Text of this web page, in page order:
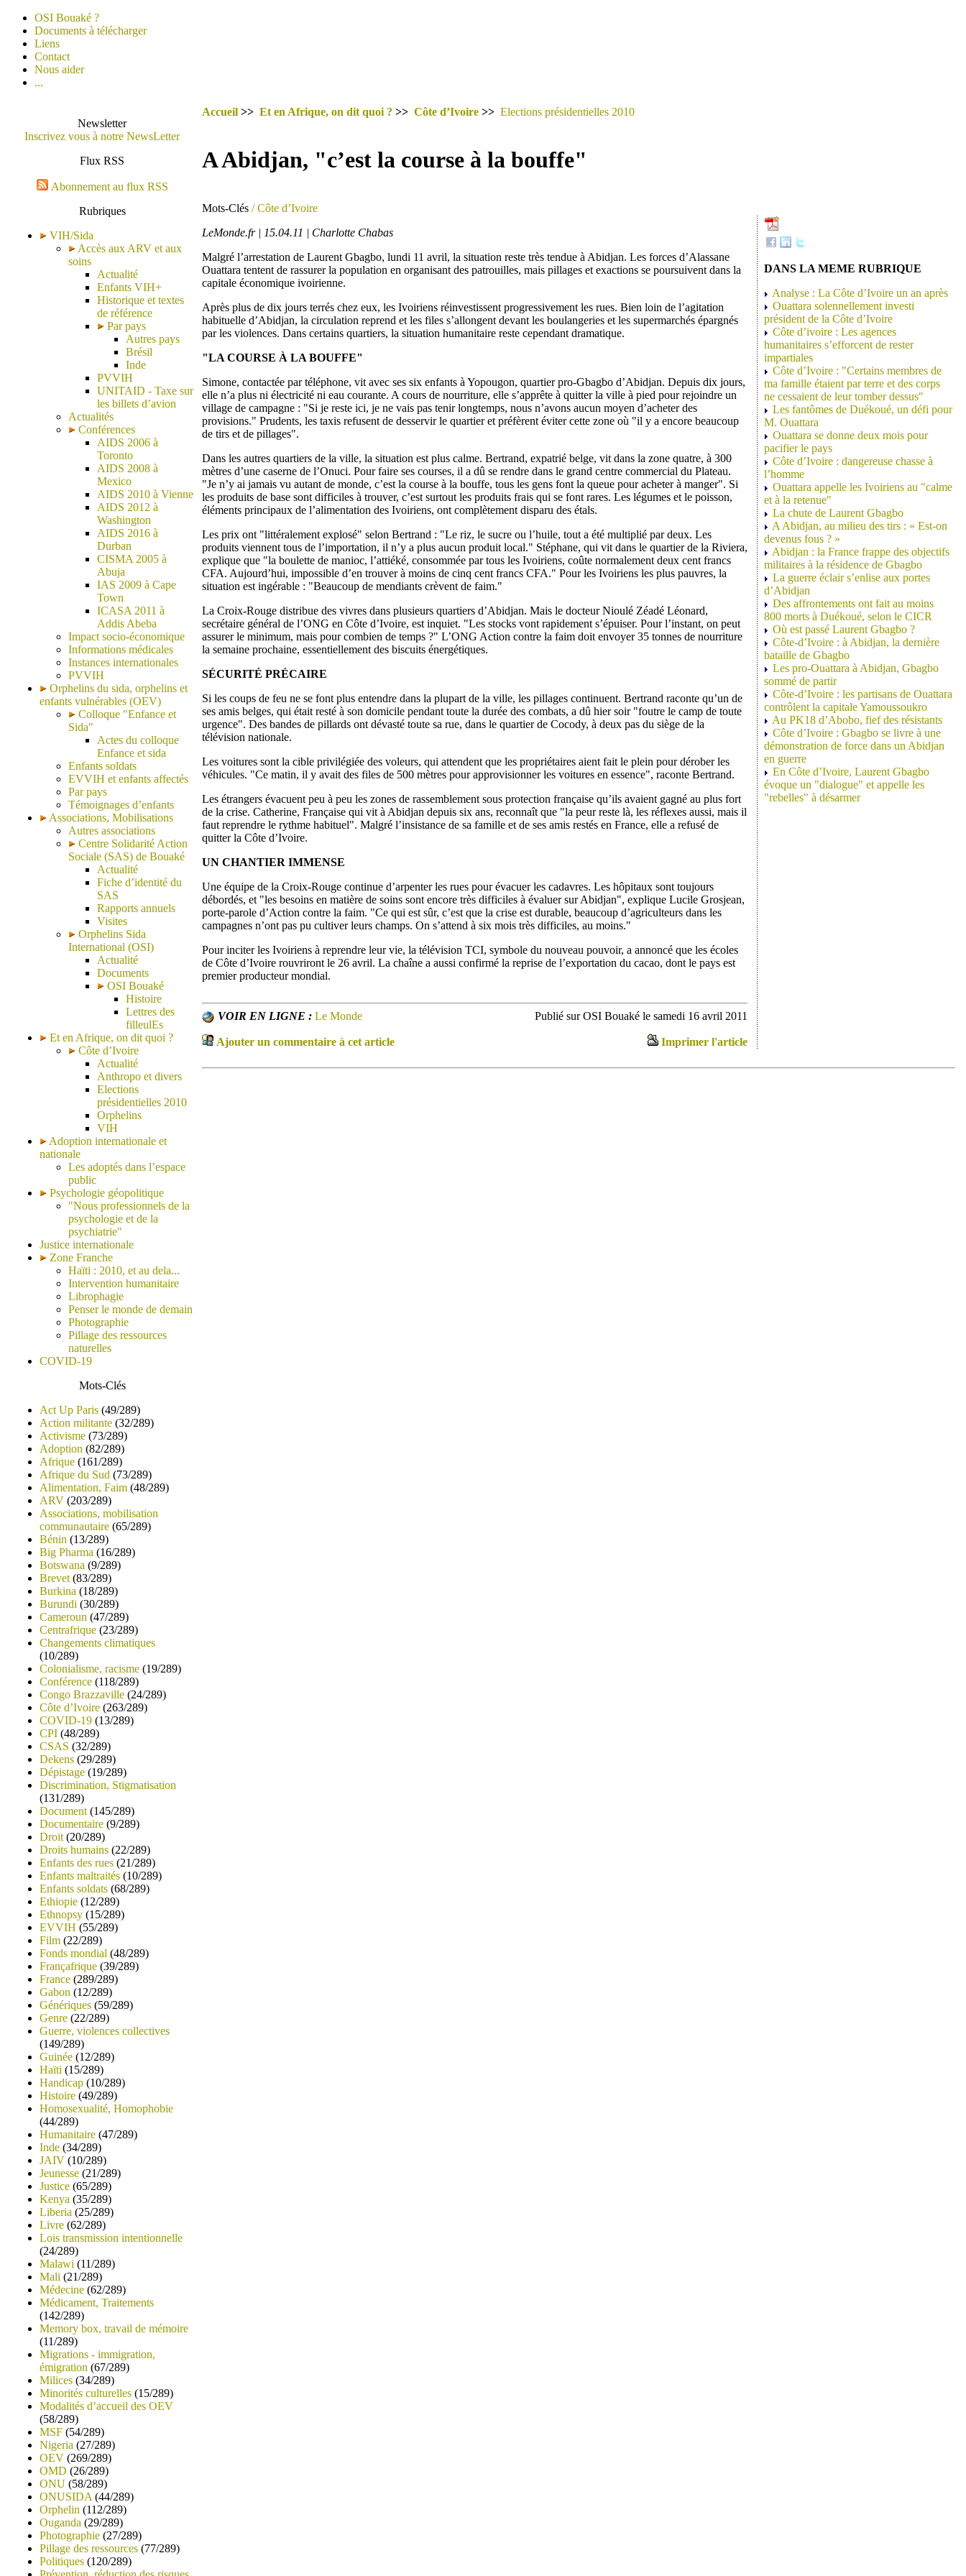
OSI Bouaké ?
Documents à télécharger
Liens
Contact
Nous aider
...
Newsletter
Inscrivez vous à notre NewsLetter
Flux RSS
Abonnement au flux RSS
Rubriques
VIH/Sida
Accès aux ARV et aux
soins
Actualité
Enfants VIH+
Historique et textes
de référence
Par pays
Autres pays
Brésil
Inde
PVVIH
UNITAID - Taxe sur
les billets d’avion
Actualités
Conférences
AIDS 2006 à
Toronto
AIDS 2008 à
Mexico
AIDS 2010 à Vienne
AIDS 2012 à
Washington
AIDS 2016 à
Durban
CISMA 2005 à
Abuja
IAS 2009 à Cape
Town
ICASA 2011 à
Addis Abeba
Impact socio-économique
Informations médicales
Instances internationales
PVVIH
Orphelins du sida, orphelins et
enfants vulnérables (OEV)
Colloque "Enfance et
Sida"
Actes du colloque
Enfance et sida
Enfants soldats
EVVIH et enfants affectés
Par pays
Témoignages d’enfants
Associations, Mobilisations
Autres associations
Centre Solidarité Action
Sociale (SAS) de Bouaké
Actualité
Fiche d’identité du
SAS
Rapports annuels
Visites
Orphelins Sida
International (OSI)
Actualité
Documents
OSI Bouaké
Histoire
Lettres des
filleulEs
Et en Afrique, on dit quoi ?
Côte d’Ivoire
Actualité
Anthropo et divers
Elections
présidentielles 2010
Orphelins
VIH
Adoption internationale et
nationale
Les adoptés dans l’espace
public
Psychologie géopolitique
"Nous professionnels de la
psychologie et de la
psychiatrie"
Justice internationale
Zone Franche
Haïti : 2010, et au dela...
Intervention humanitaire
Librophagie
Penser le monde de demain
Photographie
Pillage des ressources
naturelles
COVID-19
Mots-Clés
Act Up Paris (49/289)
Action militante (32/289)
Activisme (73/289)
Adoption (82/289)
Afrique (161/289)
Afrique du Sud (73/289)
Alimentation, Faim (48/289)
ARV (203/289)
Associations, mobilisation
communautaire (65/289)
Bénin (13/289)
Big Pharma (16/289)
Botswana (9/289)
Brevet (83/289)
Burkina (18/289)
Burundi (30/289)
Cameroun (47/289)
Centrafrique (23/289)
Changements climatiques
(10/289)
Colonialisme, racisme (19/289)
Conférence (118/289)
Congo Brazzaville (24/289)
Côte d’Ivoire (263/289)
COVID-19 (13/289)
CPI (48/289)
CSAS (32/289)
Dekens (29/289)
Dépistage (19/289)
Discrimination, Stigmatisation
(131/289)
Document (145/289)
Documentaire (9/289)
Droit (20/289)
Droits humains (22/289)
Enfants des rues (21/289)
Enfants maltraités (10/289)
Enfants soldats (68/289)
Ethiopie (12/289)
Ethnopsy (15/289)
EVVIH (55/289)
Film (22/289)
Fonds mondial (48/289)
Françafrique (39/289)
France (289/289)
Gabon (12/289)
Génériques (59/289)
Genre (22/289)
Guerre, violences collectives
(149/289)
Guinée (12/289)
Haïti (15/289)
Handicap (10/289)
Histoire (49/289)
Homosexualité, Homophobie
(44/289)
Humanitaire (47/289)
Inde (34/289)
JAIV (10/289)
Jeunesse (21/289)
Justice (65/289)
Kenya (35/289)
Liberia (25/289)
Livre (62/289)
Lois transmission intentionnelle
(24/289)
Malawi (11/289)
Mali (21/289)
Médecine (62/289)
Médicament, Traitements
(142/289)
Memory box, travail de mémoire
(11/289)
Migrations - immigration,
émigration (67/289)
Milices (34/289)
Minorités culturelles (15/289)
Modalités d’accueil des OEV
(58/289)
MSF (54/289)
Nigeria (27/289)
OEV (269/289)
OMD (26/289)
ONU (58/289)
ONUSIDA (44/289)
Orphelin (112/289)
Ouganda (29/289)
Photographie (27/289)
Pillage des ressources (77/289)
Politiques (120/289)
Accueil >> Et en Afrique, on dit quoi ? >> Côte d’Ivoire >> Elections présidentielles 2010
A Abidjan, "c’est la course à la bouffe"
Mots-Clés / Côte d’Ivoire
LeMonde.fr | 15.04.11 | Charlotte Chabas
Malgré l’arrestation de Laurent Gbagbo, lundi 11 avril, la situation reste très tendue à Abidjan. Les forces d’Alassane
Ouattara tentent de rassurer la population en organisant des patrouilles, mais pillages et exactions se poursuivent dans la
capitale économique ivoirienne.
Après plus de dix jours terrés chez eux, les Ivoiriens réinvestissent progressivement les rues. Bien loin de l’agitation
habituelle d’Abidjan, la circulation reprend et les files s’allongent devant les boulangeries et les supermarchés épargnés
par les violences. Dans certains quartiers, la situation humanitaire reste cependant dramatique.
"LA COURSE À LA BOUFFE"
Simone, contactée par téléphone, vit avec ses six enfants à Yopougon, quartier pro-Gbagbo d’Abidjan. Depuis dix jours,
elle n’a plus ni électricité ni eau courante. A cours de nourriture, elle s’apprête à quitter la ville à pied pour rejoindre un
village de campagne : "Si je reste ici, je ne vais pas tenir longtemps, nous n’avons aucun moyen d’acheter des
provisions." Prudents, les taxis refusent de desservir le quartier et préfèrent éviter cette zone où "il y a encore beaucoup
de tirs et de pillages".
Dans les autres quartiers de la ville, la situation est plus calme. Bertrand, expatrié belge, vit dans la zone quatre, à 300
mètres d’une caserne de l’Onuci. Pour faire ses courses, il a dû se rendre dans le grand centre commercial du Plateau.
"Je n’y ai jamais vu autant de monde, c’est la course à la bouffe, tous les gens font la queue pour acheter à manger". Si
les produits de base sont difficiles à trouver, c’est surtout les produits frais qui se font rares. Les légumes et le poisson,
éléments principaux de l’alimentation des Ivoiriens, ont complètement disparu des étals.
Les prix ont "littéralement explosé" selon Bertrand : "Le riz, le sucre ou l’huile, tout a été multiplié par deux. Les
produits viennent tous de l’importation, il n’y a plus aucun produit local." Stéphane, qui vit dans le quartier de la Riviera,
explique que "la boulette de manioc, l’attiéké, consommée par tous les Ivoiriens, coûte normalement deux cent francs
CFA. Aujourd’hui, impossible d’en trouver à moins de cinq cent francs CFA." Pour les Ivoiriens les plus pauvres, la
situation est ingérable : "Beaucoup de mendiants crèvent de faim."
La Croix-Rouge distribue des vivres dans plusieurs quartiers d’Abidjan. Mais le docteur Nioulé Zéadé Léonard,
secrétaire général de l’ONG en Côte d’Ivoire, est inquiet. "Les stocks vont rapidement s’épuiser. Pour l’instant, on peut
assurer le minimum, mais pour combien de temps ?" L’ONG Action contre la faim doit envoyer 35 tonnes de nourriture
la semaine prochaine, essentiellement des biscuits énergétiques.
SÉCURITÉ PRÉCAIRE
Si les coups de feu ne se font plus entendre dans la plupart de la ville, les pillages continuent. Bertrand raconte qu’un de
ses amis belges, qui était resté à son domicile pendant toute la durée des combats, a dû hier soir "foutre le camp de toute
urgence". Des bandes de pillards ont dévasté toute sa rue, dans le quartier de Cocody, à deux pas du siège de la
télévision nationale.
Les voitures sont la cible privilégiée des voleurs, qui attendent que les propriétaires aient fait le plein pour dérober les
véhicules. "Ce matin, il y avait des files de 500 mètres pour approvisionner les voitures en essence", raconte Bertrand.
Les étrangers évacuent peu à peu les zones de rassemblement sous protection française qu’ils avaient gagné au plus fort
de la crise. Catherine, Française qui vit à Abidjan depuis six ans, reconnaît que "la peur reste là, les réflexes aussi, mais il
faut reprendre le rythme habituel". Malgré l’insistance de sa famille et de ses amis restés en France, elle a refusé de
quitter la Côte d’Ivoire.
UN CHANTIER IMMENSE
Une équipe de la Croix-Rouge continue d’arpenter les rues pour évacuer les cadavres. Les hôpitaux sont toujours
débordés, et "les besoins en matière de soins sont encore très difficiles à évaluer sur Abidjan", explique Lucile Grosjean,
porte-parole d’Action contre la faim. "Ce qui est sûr, c’est que la crise est durable, beaucoup d’agriculteurs dans les
campagnes n’ont pas pu cultiver leurs champs. On s’attend à six mois très difficiles, au moins."
Pour inciter les Ivoiriens à reprendre leur vie, la télévision TCI, symbole du nouveau pouvoir, a annoncé que les écoles
de Côte d’Ivoire rouvriront le 26 avril. La chaîne a aussi confirmé la reprise de l’exportation du cacao, dont le pays est
premier producteur mondial.
VOIR EN LIGNE : Le Monde Publié sur OSI Bouaké le samedi 16 avril 2011
Ajouter un commentaire à cet article Imprimer l'article
DANS LA MEME RUBRIQUE
Analyse : La Côte d’Ivoire un an après
Ouattara solennellement investi
président de la Côte d’Ivoire
Côte d’ivoire : Les agences
humanitaires s’efforcent de rester
impartiales
Côte d’Ivoire : "Certains membres de
ma famille étaient par terre et des corps
ne cessaient de leur tomber dessus"
Les fantômes de Duékoué, un défi pour
M. Ouattara
Ouattara se donne deux mois pour
pacifier le pays
Côte d’Ivoire : dangereuse chasse à
l’homme
Ouattara appelle les Ivoiriens au "calme
et à la retenue"
La chute de Laurent Gbagbo
A Abidjan, au milieu des tirs : « Est-on
devenus fous ? »
Abidjan : la France frappe des objectifs
militaires à la résidence de Gbagbo
La guerre éclair s’enlise aux portes
d’Abidjan
Des affrontements ont fait au moins
800 morts à Duékoué, selon le CICR
Où est passé Laurent Gbagbo ?
Côte-d’Ivoire : à Abidjan, la dernière
bataille de Gbagbo
Les pro-Ouattara à Abidjan, Gbagbo
sommé de partir
Côte-d’Ivoire : les partisans de Ouattara
contrôlent la capitale Yamoussoukro
Au PK18 d’Abobo, fief des résistants
Côte d’Ivoire : Gbagbo se livre à une
démonstration de force dans un Abidjan
en guerre
En Côte d’Ivoire, Laurent Gbagbo
évoque un "dialogue" et appelle les
"rebelles" à désarmer